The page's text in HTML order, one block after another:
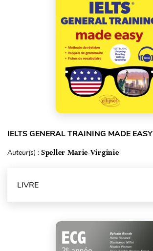
IELTS GENERAL TRAINING MADE EASY
Auteur(s) : Speller Marie-Virginie
LIVRE